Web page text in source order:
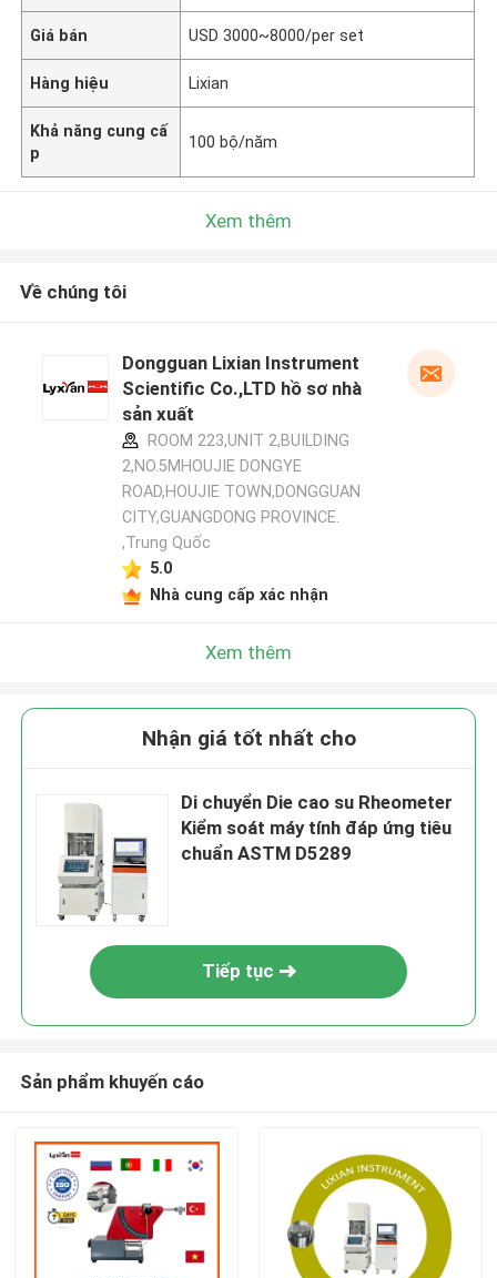
Giá bán USD 3000~8000/per set
Hàng hiệu Lixian
Khả năng cung cấ
p
100 bộ/năm
Xem thêm
Về chúng tôi
Dongguan Lixian Instrument
Scientific Co.,LTD hồ sơ nhà
sản xuất
ROOM 223,UNIT 2,BUILDING
2,NO.5MHOUJIE DONGYE
ROAD,HOUJIE TOWN,DONGGUAN
CITY,GUANGDONG PROVINCE.
,Trung Quốc
5.0
Nhà cung cấp xác nhận
Xem thêm
Nhận giá tốt nhất cho
Di chuyển Die cao su Rheometer
Kiểm soát máy tính đáp ứng tiêu
chuẩn ASTM D5289
Tiếp tục
Sản phẩm khuyến cáo